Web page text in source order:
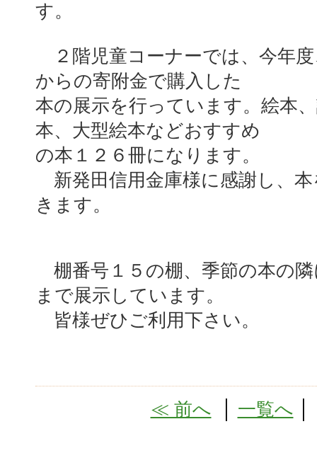
す。
２階児童コーナーでは、今年
からの寄附金で購入した
本の展示を行っています。絵本
本、大型絵本などおすすめ
の本１２６冊になります。
新発田信用金庫様に感謝し、
きます。
棚番号１５の棚、季節の本の
まで展示しています。
皆様ぜひご利用下さい。
≪ 前へ 一覧へ